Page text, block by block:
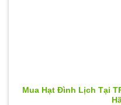
Mua Hạt Đình Lịch Tại